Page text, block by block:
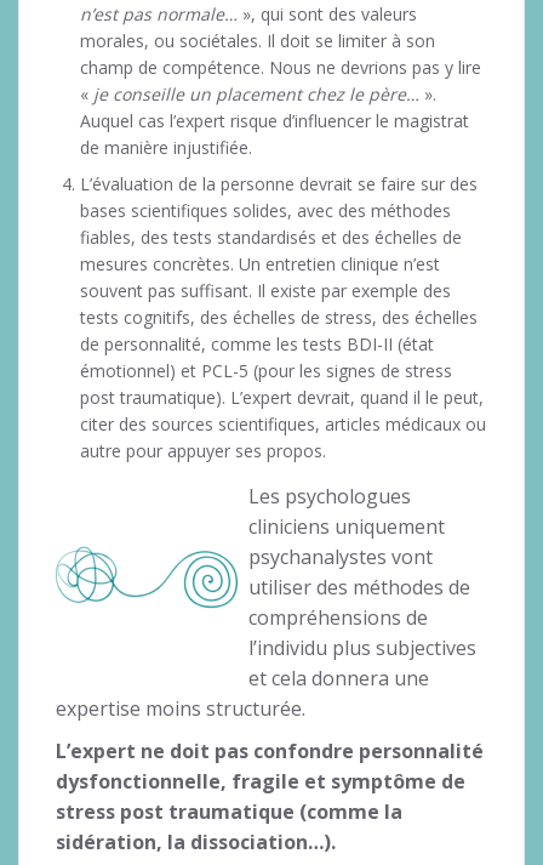
n’est pas normale… », qui sont des valeurs
morales, ou sociétales. Il doit se limiter à son
champ de compétence. Nous ne devrions pas y lire
« je conseille un placement chez le père… ».
Auquel cas l’expert risque d’influencer le magistrat
de manière injustifiée.
L’évaluation de la personne devrait se faire sur des
bases scientifiques solides, avec des méthodes
fiables, des tests standardisés et des échelles de
mesures concrètes. Un entretien clinique n’est
souvent pas suffisant. Il existe par exemple des
tests cognitifs, des échelles de stress, des échelles
de personnalité, comme les tests BDI-II (état
émotionnel) et PCL-5 (pour les signes de stress
post traumatique). L’expert devrait, quand il le peut,
citer des sources scientifiques, articles médicaux ou
autre pour appuyer ses propos.
Les psychologues
cliniciens uniquement
psychanalystes vont
utiliser des méthodes de
compréhensions de
l’individu plus subjectives
et cela donnera une
expertise moins structurée.
L’expert ne doit pas confondre personnalité
dysfonctionnelle, fragile et symptôme de
stress post traumatique (comme la
sidération, la dissociation…).